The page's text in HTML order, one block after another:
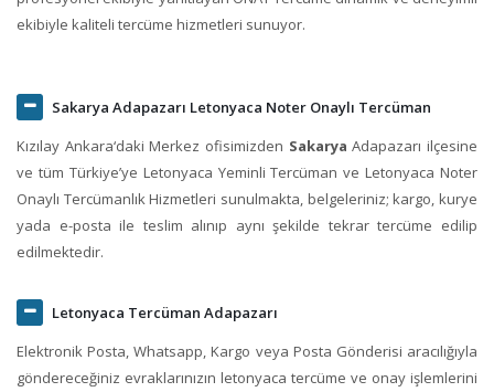
ekibiyle kaliteli tercüme hizmetleri sunuyor.
Sakarya Adapazarı Letonyaca Noter Onaylı Tercüman
Kızılay Ankara‘daki Merkez ofisimizden Sakarya Adapazarı ilçesine
ve tüm Türkiye’ye Letonyaca Yeminli Tercüman ve Letonyaca Noter
Onaylı Tercümanlık Hizmetleri sunulmakta, belgeleriniz; kargo, kurye
yada e-posta ile teslim alınıp aynı şekilde tekrar tercüme edilip
edilmektedir.
Letonyaca Tercüman Adapazarı
Elektronik Posta, Whatsapp, Kargo veya Posta Gönderisi aracılığıyla
göndereceğiniz evraklarınızın letonyaca tercüme ve onay işlemlerini